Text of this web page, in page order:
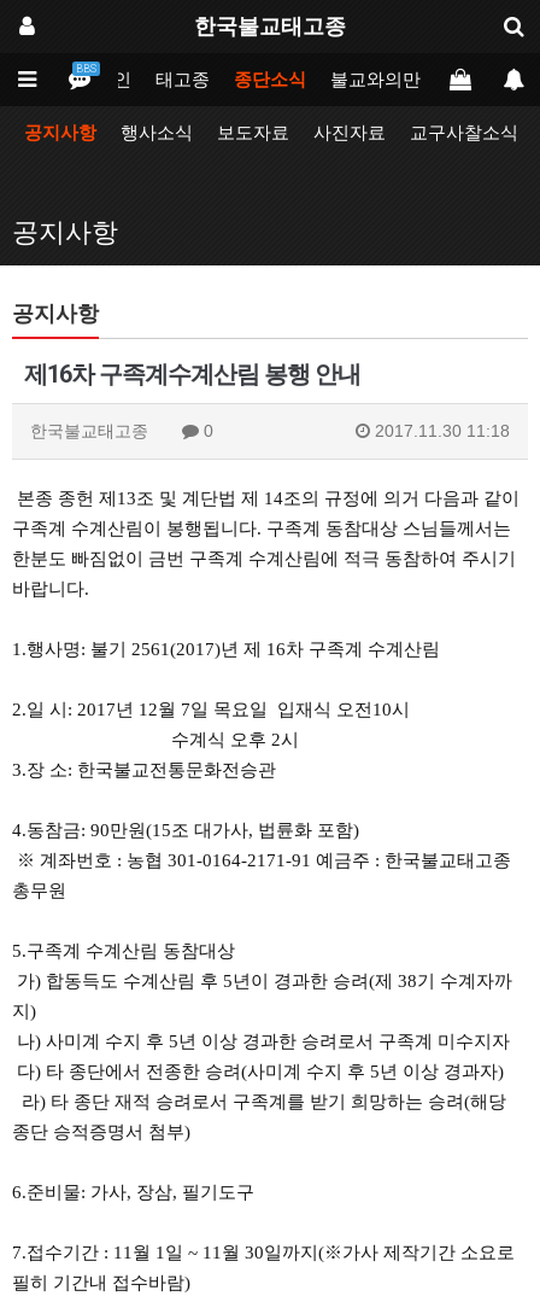
한국불교태고종
BBS
메인 태고종 종단소식 불교와의만남 업무포털
공지사항 행사소식 보도자료 사진자료 교구사찰소식
공지사항
공지사항
제16차 구족계수계산림 봉행 안내
한국불교태고종 0 2017.11.30 11:18
본종 종헌 제13조 및 계단법 제 14조의 규정에 의거 다음과 같이
구족계 수계산림이 봉행됩니다. 구족계 동참대상 스님들께서는
한분도 빠짐없이 금번 구족계 수계산림에 적극 동참하여 주시기
바랍니다.
1.행사명: 불기 2561(2017)년 제 16차 구족계 수계산림
2.일 시: 2017년 12월 7일 목요일 입재식 오전10시
수계식 오후 2시
3.장 소: 한국불교전통문화전승관
4.동참금: 90만원(15조 대가사, 법륜화 포함)
※ 계좌번호 : 농협 301-0164-2171-91 예금주 : 한국불교태고종
총무원
5.구족계 수계산림 동참대상
가) 합동득도 수계산림 후 5년이 경과한 승려(제 38기 수계자까
지)
나) 사미계 수지 후 5년 이상 경과한 승려로서 구족계 미수지자
다) 타 종단에서 전종한 승려(사미계 수지 후 5년 이상 경과자)
라) 타 종단 재적 승려로서 구족계를 받기 희망하는 승려(해당
종단 승적증명서 첨부)
6.준비물: 가사, 장삼, 필기도구
7.접수기간 : 11월 1일 ~ 11월 30일까지(※가사 제작기간 소요로
필히 기간내 접수바람)